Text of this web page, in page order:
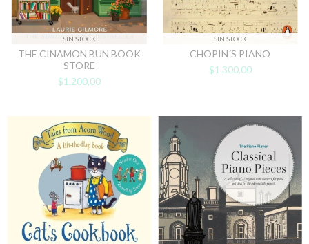
SIN STOCK
THE CINAMON BUN BOOK
STORE
$1.200,00
SIN STOCK
CHOPIN´S PIANO
$1.300,00